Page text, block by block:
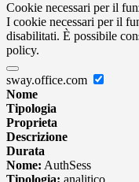
Cookie necessari per il
I cookie necessari per il
disabilitati. È possibile
policy.
sway.office.com
Nome
Tipologia
Proprieta
Descrizione
Durata
Nome: AuthSess